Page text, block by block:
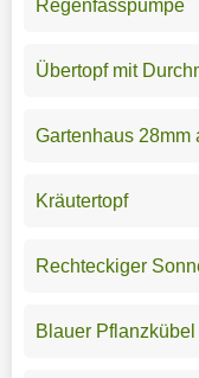
Regenfasspumpe
Übertopf mit
Gartenhaus 28mm
Kräutertopf
Rechteckiger
Blauer Pflanzkübel